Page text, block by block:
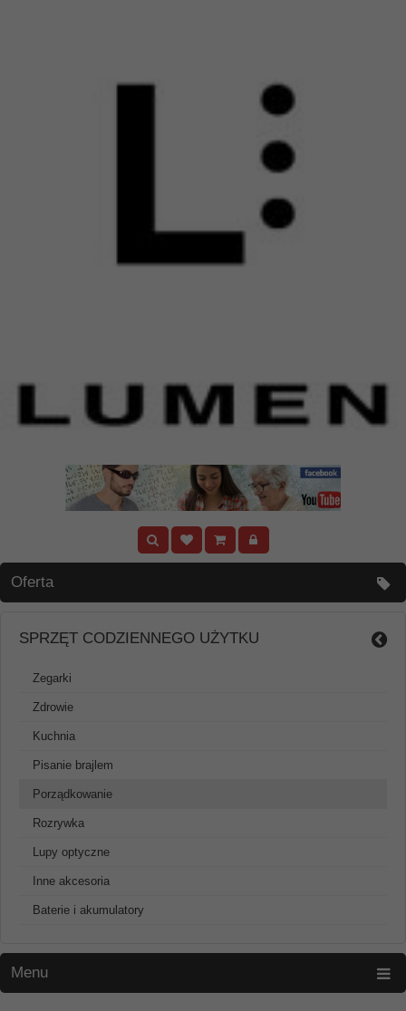
Oferta
SPRZĘT CODZIENNEGO UŻYTKU
Zegarki
Zdrowie
Kuchnia
Pisanie brajlem
Porządkowanie
Rozrywka
Lupy optyczne
Inne akcesoria
Baterie i akumulatory
Menu